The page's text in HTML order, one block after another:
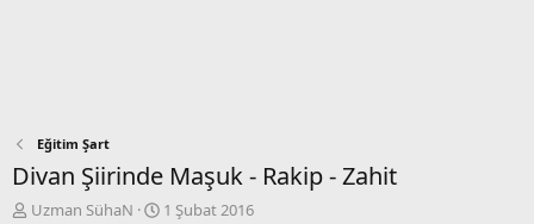
Eğitim Şart
Divan Şiirinde Maşuk - Rakip - Zahit
K
Uzman SühaN
B1 Şubat 2016